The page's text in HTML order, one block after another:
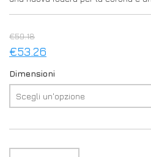
€59.18
€53.26
Dimensioni